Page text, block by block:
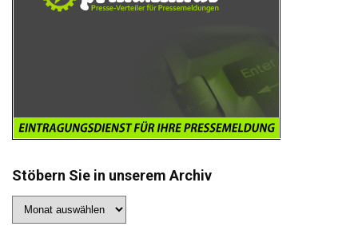
Stöbern Sie in unserem Archiv
Sie